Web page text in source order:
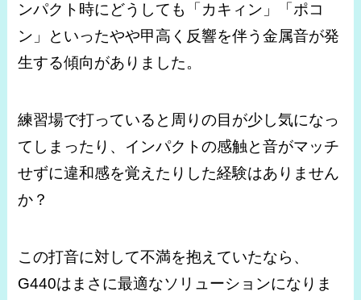
ンパクト時にどうしても「カキィン」「ポコ
ン」といったやや甲高く反響を伴う金属音が発
生する傾向がありました。
練習場で打っていると周りの目が少し気になっ
てしまったり、インパクトの感触と音がマッチ
せずに違和感を覚えたりした経験はありません
か？
この打音に対して不満を抱えていたなら、
G440はまさに最適なソリューションになりま